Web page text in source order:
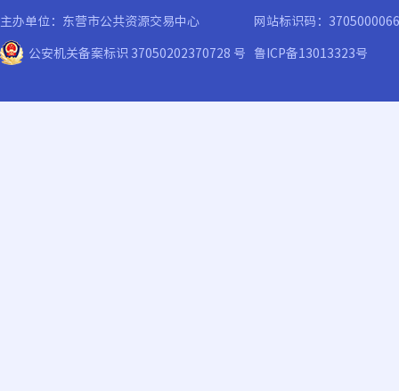
主办单位：东营市公共资源交易中心
网站标识码：3705000066
公安机关备案标识 37050202370728 号 鲁ICP备13013323号